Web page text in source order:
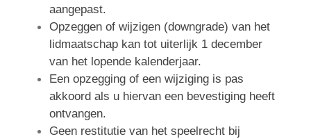
aangepast.
Opzeggen of wijzigen (downgrade) van het
lidmaatschap kan tot uiterlijk 1 december
van het lopende kalenderjaar.
Een opzegging of een wijziging is pas
akkoord als u hiervan een bevestiging heeft
ontvangen.
Geen restitutie van het speelrecht bij